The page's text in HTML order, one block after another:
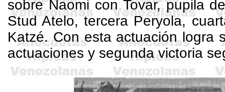
sobre Naomi con Tovar, pupila
Stud Atelo, terceraPeryola,
Katzé. Con esta actuación logra
actuaciones y segunda victoria